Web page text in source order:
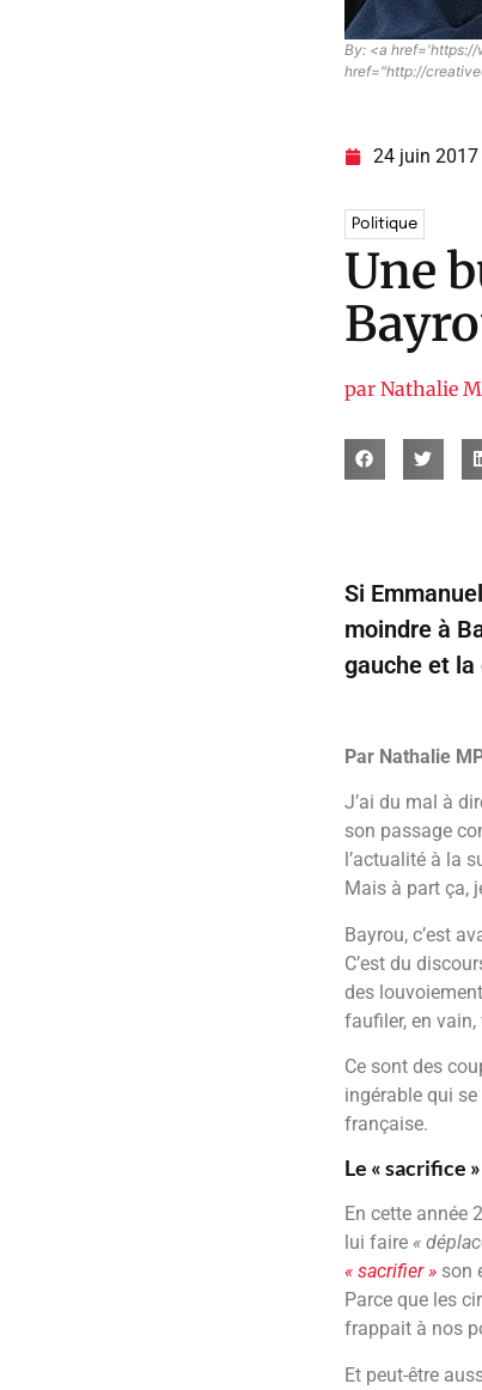
By: <a
href="http://
24 juin 2017
Politique
Une
par Nathalie
Si
moindre à
gauche et
Par Nathalie
J’ai du mal à
son passage
l’actualité à la
Mais à part ça,
Bayrou, c’est
C’est du
des
faufiler, en
Ce sont des
ingérable qui
française.
Le « sacrifice
En cette année
lui faire «
« sacrifier » son
Parce que les
frappait à nos
Et peut-être